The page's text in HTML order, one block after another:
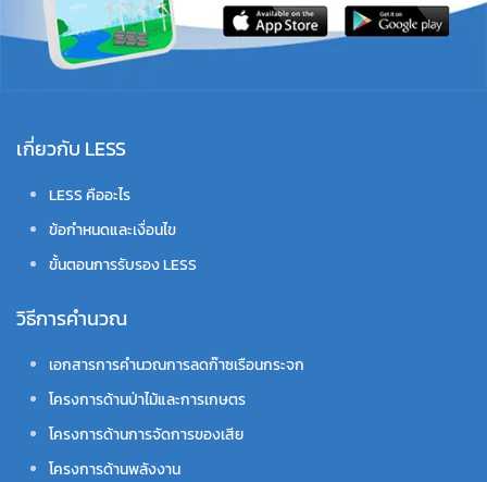
เกี่ยวกับ LESS
LESS คืออะไร
ข้อกำหนดและเงื่อนไข
ขั้นตอนการรับรอง LESS
วิธีการคำนวณ
เอกสารการคำนวณการลดก๊าซเรือนกระจก
โครงการด้านป่าไม้และการเกษตร
โครงการด้านการจัดการของเสีย
โครงการด้านพลังงาน